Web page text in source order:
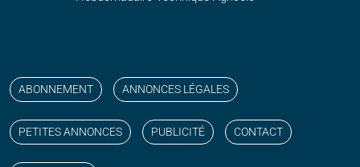
ABONNEMENT ANNONCES LÉGALES
PETITES ANNONCES PUBLICITÉ CONTACT